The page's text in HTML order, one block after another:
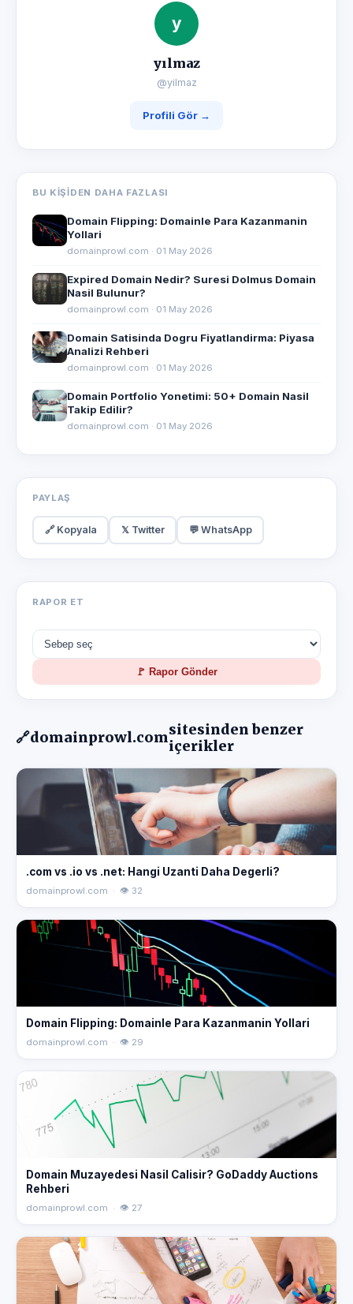
y
yılmaz
@yilmaz
Profili Gör →
BU KIŞIDEN DAHA FAZLASI
Domain Flipping: Domainle Para Kazanmanin
Yollari
domainprowl.com · 01 May 2026
Expired Domain Nedir? Suresi Dolmus Domain
Nasil Bulunur?
domainprowl.com · 01 May 2026
Domain Satisinda Dogru Fiyatlandirma: Piyasa
Analizi Rehberi
domainprowl.com · 01 May 2026
Domain Portfolio Yonetimi: 50+ Domain Nasil
Takip Edilir?
domainprowl.com · 01 May 2026
PAYLAŞ
🔗 Kopyala 𝕏 Twitter 💬 WhatsApp
RAPOR ET
🚩 Rapor Gönder
🔗domainprowl.comsitesinden benzer
içerikler
.com vs .io vs .net: Hangi Uzanti Daha Degerli?
domainprowl.com · 👁 32
Domain Flipping: Domainle Para Kazanmanin Yollari
domainprowl.com · 👁 29
Domain Muzayedesi Nasil Calisir? GoDaddy Auctions
Rehberi
domainprowl.com · 👁 27